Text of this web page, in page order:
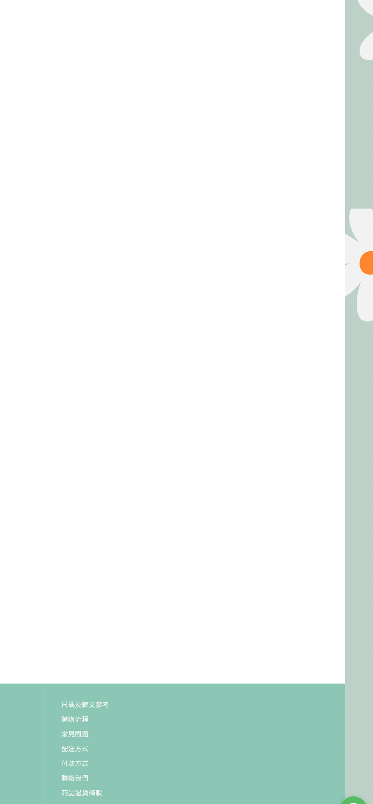
尺碼及韓文參考
購物流程
常見問題
配送方式
付款方式
聯絡我們
商品退貨條款